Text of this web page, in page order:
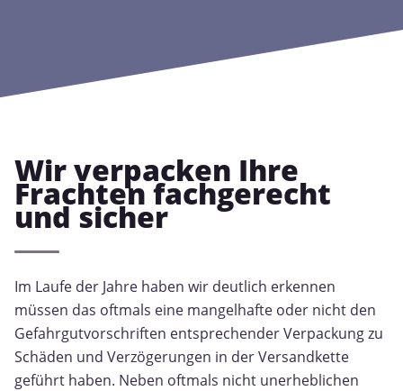
Wir verpacken Ihre
Frachten fachgerecht
und sicher
Im Laufe der Jahre haben wir deutlich erkennen
müssen das oftmals eine mangelhafte oder nicht den
Gefahrgutvorschriften entsprechender Verpackung zu
Schäden und Verzögerungen in der Versandkette
geführt haben. Neben oftmals nicht unerheblichen